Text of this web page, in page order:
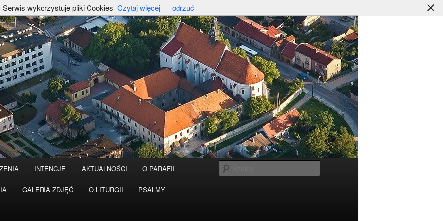
INTENCJE AKTUALNOŚCI O PARAFII
GALERIA ZDJĘĆ O LITURGII PSALMY
Serwis wykorzystuje pliki Cookies Czytaj więcej odrzuć